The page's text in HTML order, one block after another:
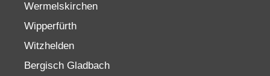
Wermelskirchen
Wipperfürth
Witzhelden
Bergisch Gladbach